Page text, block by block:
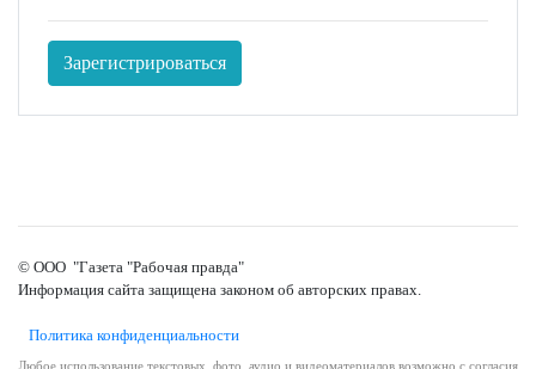
Зарегистрироваться
© ООО "Газета "Рабочая правда"
Информация сайта защищена законом об авторских правах.
Политика конфиденциальности
Любое использование текстовых, фото, аудио и видеоматериалов возможно с согласия